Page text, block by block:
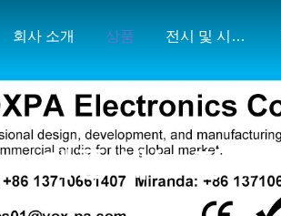
회사 소개 상품 전시 및 시장 지도
제품 세부 정보